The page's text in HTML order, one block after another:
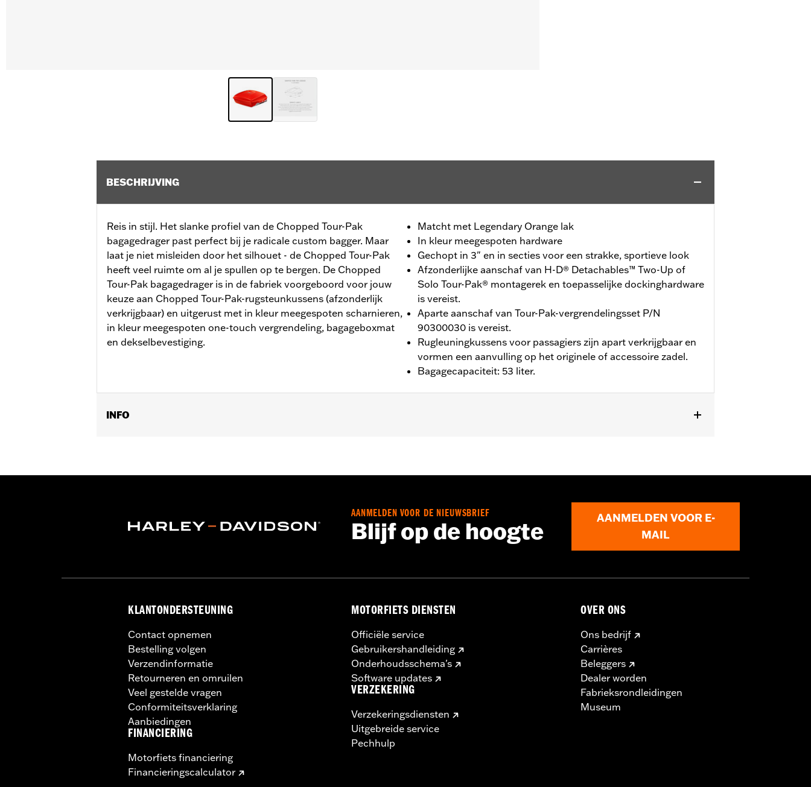
BESCHRIJVING
Reis in stijl. Het slanke profiel van de Chopped Tour-Pak
bagagedrager past perfect bij je radicale custom bagger. Maar
laat je niet misleiden door het silhouet - de Chopped Tour-Pak
heeft veel ruimte om al je spullen op te bergen. De Chopped
Tour-Pak bagagedrager is in de fabriek voorgeboord voor jouw
keuze aan Chopped Tour-Pak-rugsteunkussens (afzonderlijk
verkrijgbaar) en uitgerust met in kleur meegespoten scharnieren,
in kleur meegespoten one-touch vergrendeling, bagageboxmat
en dekselbevestiging.
Matcht met Legendary Orange lak
In kleur meegespoten hardware
Gechopt in 3" en in secties voor een strakke, sportieve look
Afzonderlijke aanschaf van H-D® Detachables™ Two-Up of
Solo Tour-Pak® montagerek en toepasselijke dockinghardware
is vereist.
Aparte aanschaf van Tour-Pak-vergrendelingsset P/N
90300030 is vereist.
Rugleuningkussens voor passagiers zijn apart verkrijgbaar en
vormen een aanvulling op het originele of accessoire zadel.
Bagagecapaciteit: 53 liter.
INFO
en toepasselijke dockinghardware is vereist. Aparte aanschaf van de Tour-Pak Lock Kit P/N 90300030 is vereist.’23-later FLHXSE en
de Spacer Kit P/N 53001105A. FLTRXSTSE-modellen vereisen de extra aankoop van Detachable Conversion Hardware Kit P/N
Installatie-instructies
GARANTIE:1 jaar beperkte garantie - Ga naar www.h-d.com/warrantyvoor meer info
AANMELDEN VOOR DE NIEUWSBRIEF
Blijf op de hoogte
AANMELDEN VOOR E-
MAIL
KLANTONDERSTEUNING
Contact opnemen
Bestelling volgen
Verzendinformatie
Retourneren en omruilen
Veel gestelde vragen
Conformiteitsverklaring
Aanbiedingen
FINANCIERING
Motorfiets financiering
Financieringscalculator
MOTORFIETS DIENSTEN
Officiële service
Gebruikershandleiding
Onderhoudsschema's
Software updates
VERZEKERING
Verzekeringsdiensten
Uitgebreide service
Pechhulp
OVER ONS
Ons bedrijf
Carrières
Beleggers
Dealer worden
Fabrieksrondleidingen
Museum